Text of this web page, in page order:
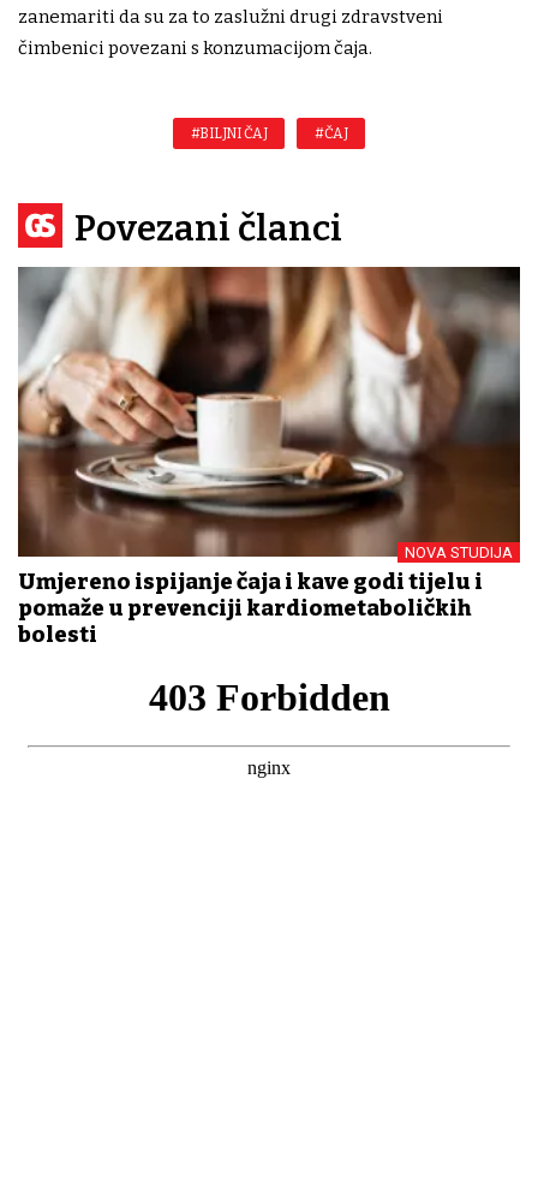
zanemariti da su za to zaslužni drugi zdravstveni
čimbenici povezani s konzumacijom čaja.
#BILJNI ČAJ #ČAJ
Povezani članci
NOVA STUDIJA
Umjereno ispijanje čaja i kave godi tijelu i
pomaže u prevenciji kardiometaboličkih
bolesti